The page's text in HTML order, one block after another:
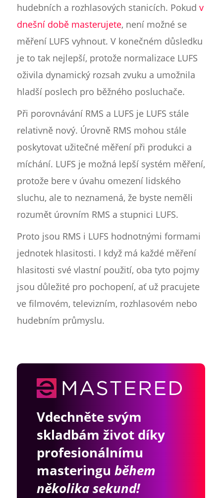
hudebních a rozhlasových stanicích. Pokud v
dnešní době masterujete, není možné se
měření LUFS vyhnout. V konečném důsledku
je to tak nejlepší, protože normalizace LUFS
oživila dynamický rozsah zvuku a umožnila
hladší poslech pro běžného posluchače.
Při porovnávání RMS a LUFS je LUFS stále
relativně nový. Úrovně RMS mohou stále
poskytovat užitečné měření při produkci a
míchání. LUFS je možná lepší systém měření,
protože bere v úvahu omezení lidského
sluchu, ale to neznamená, že byste neměli
rozumět úrovním RMS a stupnici LUFS.
Proto jsou RMS i LUFS hodnotnými formami
jednotek hlasitosti. I když má každé měření
hlasitosti své vlastní použití, oba tyto pojmy
jsou důležité pro pochopení, ať už pracujete
ve filmovém, televizním, rozhlasovém nebo
hudebním průmyslu.
Vdechněte svým
skladbám život díky
profesionálnímu
masteringu během
několika sekund!